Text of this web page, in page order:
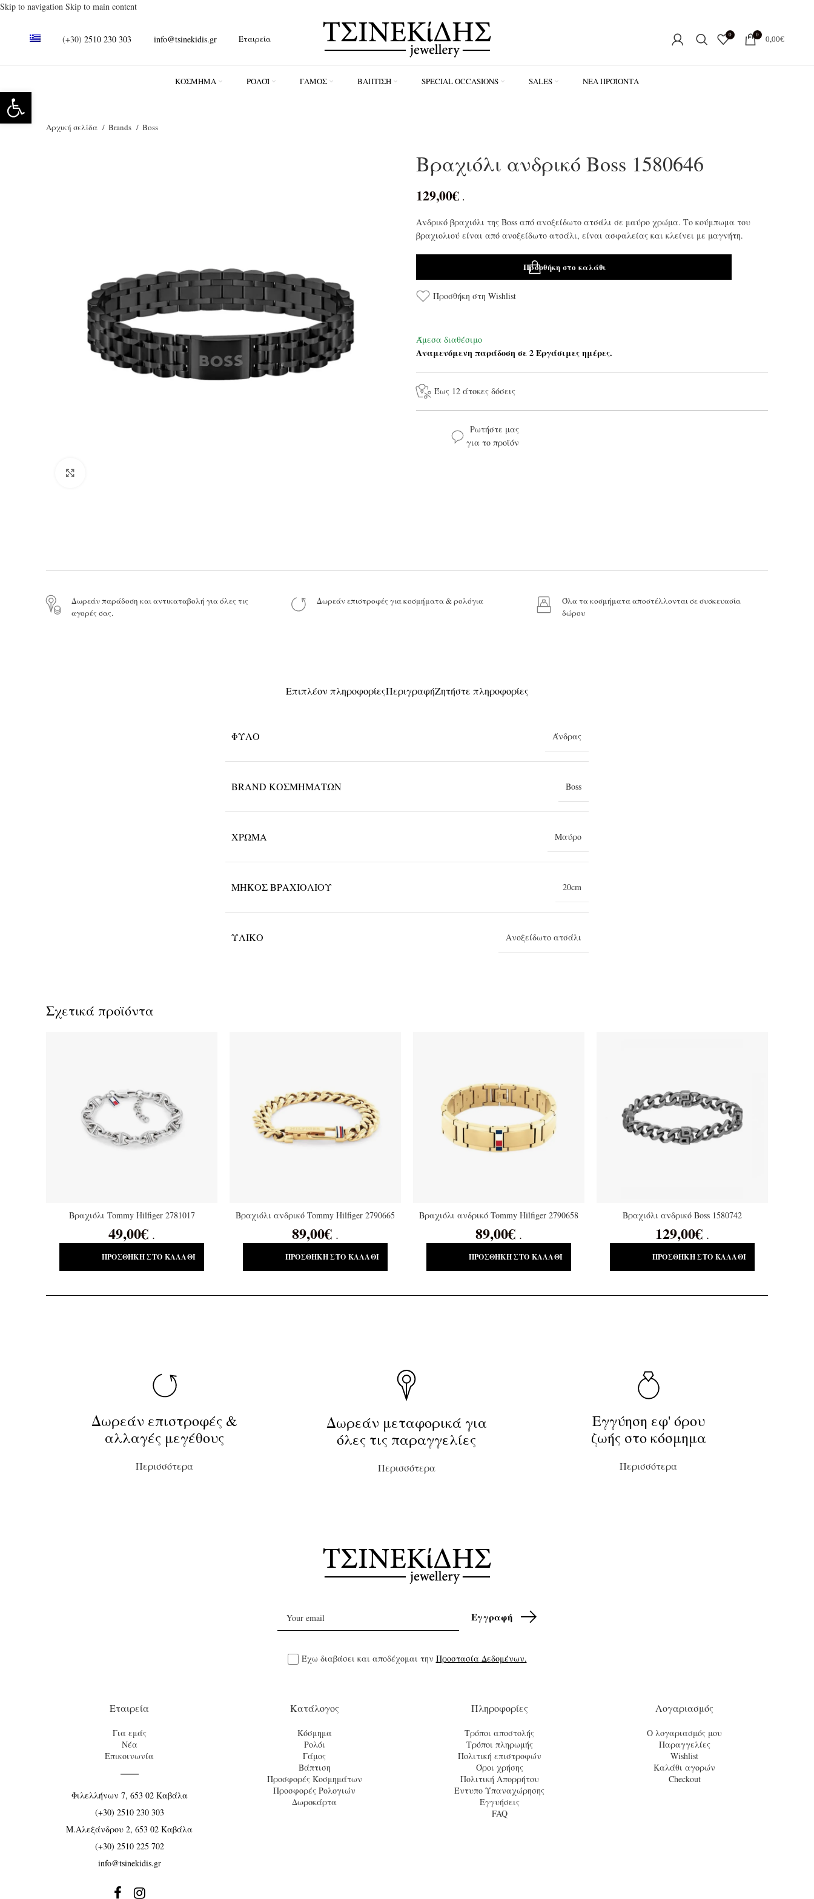
Skip to navigation Skip to main content
(+30)2510 230 303 info@tsinekidis.gr Εταιρεία 0 0 0,00€
ΚΌΣΜΗΜΑ ΡΟΛΌΪ ΓΆΜΟΣ ΒΆΠΤΙΣΗ SPECIAL OCCASIONS SALES ΝΈΑ ΠΡΟΪΌΝΤΑ
Αρχική σελίδα Brands Boss
Βραχιόλι ανδρικό Boss 1580646
129,00€ .
Ανδρικό βραχιόλι της Boss από ανοξείδωτο ατσάλι σε μαύρο χρώμα. Το κούμπωμα του
βραχιολιού είναι από ανοξείδωτο ατσάλι, είναι ασφαλείας και κλείνει με μαγνήτη.
Προσθήκη στο καλάθι
Προσθήκη στη Wishlist
Άμεσα διαθέσιμο
Αναμενόμενη παράδοση σε 2 Εργάσιμες ημέρες.
Έως 12 άτοκες δόσεις
Ρωτήστε μας
για το προϊόν
Δωρεάν παράδοση και αντικαταβολή για όλες τις
αγορές σας.
Δωρεάν επιστροφές για κοσμήματα & ρολόγια
Όλα τα κοσμήματα αποστέλλονται σε συσκευασία
δώρου
Επιπλέον πληροφορίεςΠεριγραφήΖητήστε πληροφορίες
ΦΎΛΟ Άνδρας
BRAND ΚΟΣΜΗΜΆΤΩΝ Boss
ΧΡΏΜΑ Μαύρο
ΜΉΚΟΣ ΒΡΑΧΙΟΛΙΟΎ 20cm
ΥΛΙΚΌ Ανοξείδωτο ατσάλι
Σχετικά προϊόντα
Βραχιόλι Tommy Hilfiger 2781017
49,00€ .
ΠΡΟΣΘΉΚΗ ΣΤΟ ΚΑΛΆΘΙ
Βραχιόλι ανδρικό Tommy Hilfiger 2790665
89,00€ .
ΠΡΟΣΘΉΚΗ ΣΤΟ ΚΑΛΆΘΙ
Βραχιόλι ανδρικό Tommy Hilfiger 2790658
89,00€ .
ΠΡΟΣΘΉΚΗ ΣΤΟ ΚΑΛΆΘΙ
Βραχιόλι ανδρικό Boss 1580742
129,00€ .
ΠΡΟΣΘΉΚΗ ΣΤΟ ΚΑΛΆΘΙ
Δωρεάν επιστροφές &
αλλαγές μεγέθους
Περισσότερα
Δωρεάν μεταφορικά για
όλες τις παραγγελίες
Περισσότερα
Εγγύηση εφ' όρου
ζωής στο κόσμημα
Περισσότερα
Έχω διαβάσει και αποδέχομαι την Προστασία Δεδομένων.
Εταιρεία
Για εμάς
Νέα
Επικοινωνία
Φιλελλήνων 7, 653 02 Καβάλα
(+30) 2510 230 303
Μ.Αλεξάνδρου 2, 653 02 Καβάλα
(+30) 2510 225 702
info@tsinekidis.gr
 
Κατάλογος
Κόσμημα
Ρολόι
Γάμος
Βάπτιση
Προσφορές Κοσμημάτων
Προσφορές Ρολογιών
Δωροκάρτα
Πληροφορίες
Τρόποι αποστολής
Τρόποι πληρωμής
Πολιτική επιστροφών
Όροι χρήσης
Πολιτική Απορρήτου
Έντυπο Υπαναχώρησης
Εγγυήσεις
FAQ
Λογαριασμός
Ο λογαριασμός μου
Παραγγελίες
Wishlist
Καλάθι αγορών
Checkout
Ανοίξτε τη γραμμή εργαλείων